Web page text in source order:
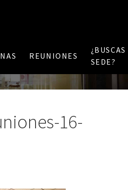
REUNIONES
¿BUSCAS
SEDE?
16-